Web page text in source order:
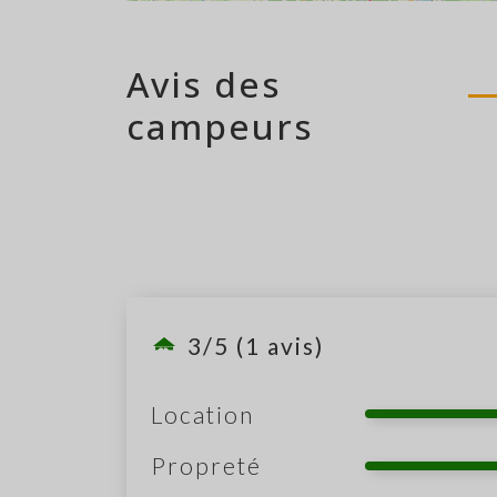
Avis des
campeurs
3/5 (1 avis)
Location
Propreté